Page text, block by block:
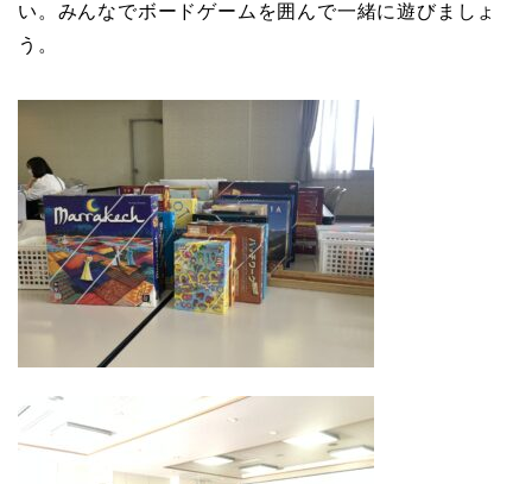
い。みんなでボードゲームを囲んで一緒に遊びましょ
う。